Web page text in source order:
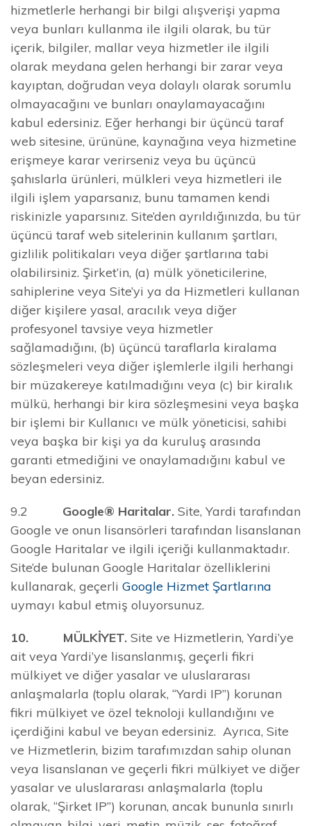
hizmetlerle herhangi bir bilgi alışverişi yapma
veya bunları kullanma ile ilgili olarak, bu tür
içerik, bilgiler, mallar veya hizmetler ile ilgili
olarak meydana gelen herhangi bir zarar veya
kayıptan, doğrudan veya dolaylı olarak sorumlu
olmayacağını ve bunları onaylamayacağını
kabul edersiniz. Eğer herhangi bir üçüncü taraf
web sitesine, ürününe, kaynağına veya hizmetine
erişmeye karar verirseniz veya bu üçüncü
şahıslarla ürünleri, mülkleri veya hizmetleri ile
ilgili işlem yaparsanız, bunu tamamen kendi
riskinizle yaparsınız. Site’den ayrıldığınızda, bu tür
üçüncü taraf web sitelerinin kullanım şartları,
gizlilik politikaları veya diğer şartlarına tabi
olabilirsiniz. Şirket’in, (a) mülk yöneticilerine,
sahiplerine veya Site’yi ya da Hizmetleri kullanan
diğer kişilere yasal, aracılık veya diğer
profesyonel tavsiye veya hizmetler
sağlamadığını, (b) üçüncü taraflarla kiralama
sözleşmeleri veya diğer işlemlerle ilgili herhangi
bir müzakereye katılmadığını veya (c) bir kiralık
mülkü, herhangi bir kira sözleşmesini veya başka
bir işlemi bir Kullanıcı ve mülk yöneticisi, sahibi
veya başka bir kişi ya da kuruluş arasında
garanti etmediğini ve onaylamadığını kabul ve
beyan edersiniz.
9.2 Google® Haritalar. Site, Yardi tarafından
Google ve onun lisansörleri tarafından lisanslanan
Google Haritalar ve ilgili içeriği kullanmaktadır.
Site’de bulunan Google Haritalar özelliklerini
kullanarak, geçerli Google Hizmet Şartlarına
uymayı kabul etmiş oluyorsunuz.
10. MÜLKİYET. Site ve Hizmetlerin, Yardi’ye
ait veya Yardi’ye lisanslanmış, geçerli fikri
mülkiyet ve diğer yasalar ve uluslararası
anlaşmalarla (toplu olarak, “Yardi IP”) korunan
fikri mülkiyet ve özel teknoloji kullandığını ve
içerdiğini kabul ve beyan edersiniz. Ayrıca, Site
ve Hizmetlerin, bizim tarafımızdan sahip olunan
veya lisanslanan ve geçerli fikri mülkiyet ve diğer
yasalar ve uluslararası anlaşmalarla (toplu
olarak, “Şirket IP”) korunan, ancak bununla sınırlı